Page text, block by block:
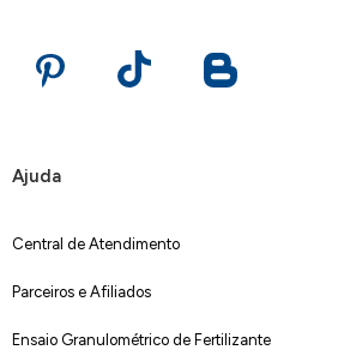
Ajuda
Central de Atendimento
Parceiros e Afiliados
Ensaio Granulométrico de Fertilizante